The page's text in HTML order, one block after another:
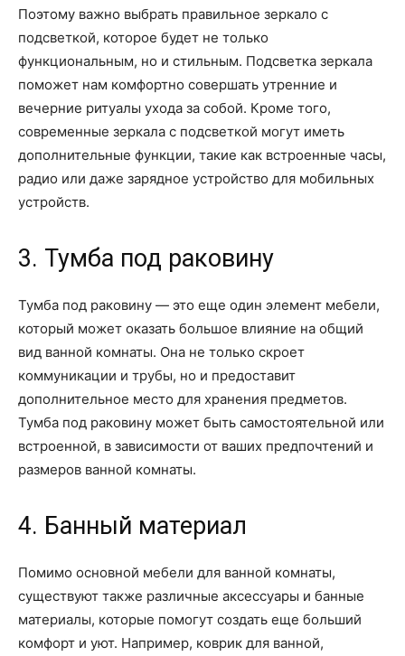
Поэтому важно выбрать правильное зеркало с
подсветкой, которое будет не только
функциональным, но и стильным. Подсветка зеркала
поможет нам комфортно совершать утренние и
вечерние ритуалы ухода за собой. Кроме того,
современные зеркала с подсветкой могут иметь
дополнительные функции, такие как встроенные часы,
радио или даже зарядное устройство для мобильных
устройств.
3. Тумба под раковину
Тумба под раковину — это еще один элемент мебели,
который может оказать большое влияние на общий
вид ванной комнаты. Она не только скроет
коммуникации и трубы, но и предоставит
дополнительное место для хранения предметов.
Тумба под раковину может быть самостоятельной или
встроенной, в зависимости от ваших предпочтений и
размеров ванной комнаты.
4. Банный материал
Помимо основной мебели для ванной комнаты,
существуют также различные аксессуары и банные
материалы, которые помогут создать еще больший
комфорт и уют. Например, коврик для ванной,